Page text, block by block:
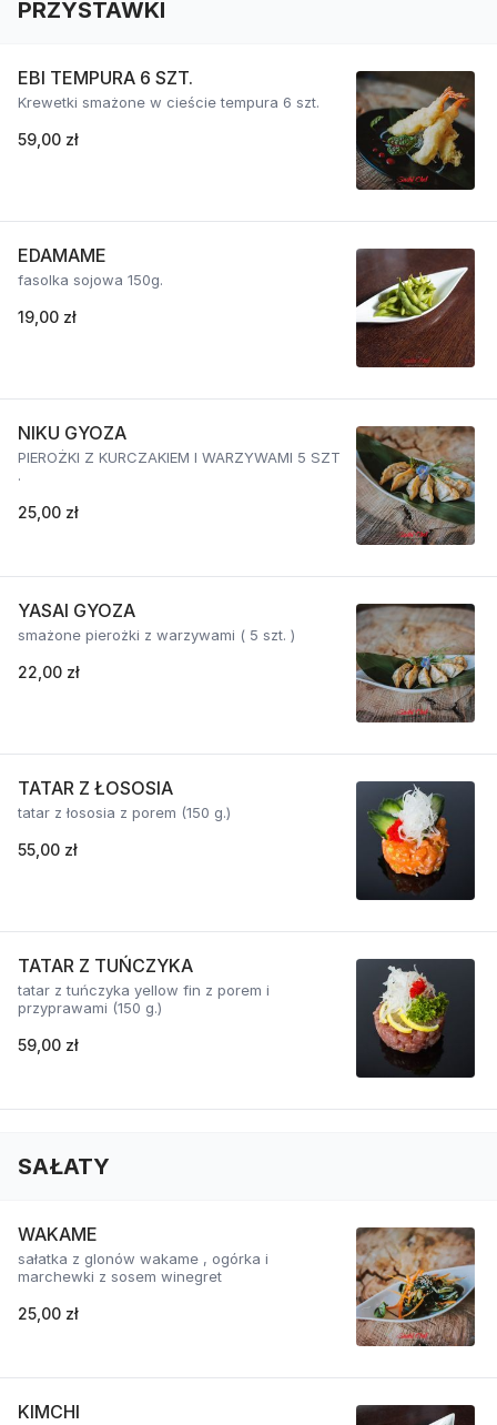
PRZYSTAWKI
EBI TEMPURA 6 SZT.
Krewetki smażone w cieście tempura 6 szt.
59,00 zł
EDAMAME
fasolka sojowa 150g.
19,00 zł
NIKU GYOZA
PIEROŻKI Z KURCZAKIEM I WARZYWAMI 5 SZT
.
25,00 zł
YASAI GYOZA
smażone pierożki z warzywami ( 5 szt. )
22,00 zł
TATAR Z ŁOSOSIA
tatar z łososia z porem (150 g.)
55,00 zł
TATAR Z TUŃCZYKA
tatar z tuńczyka yellow fin z porem i
przyprawami (150 g.)
59,00 zł
SAŁATY
WAKAME
sałatka z glonów wakame , ogórka i
marchewki z sosem winegret
25,00 zł
KIMCHI